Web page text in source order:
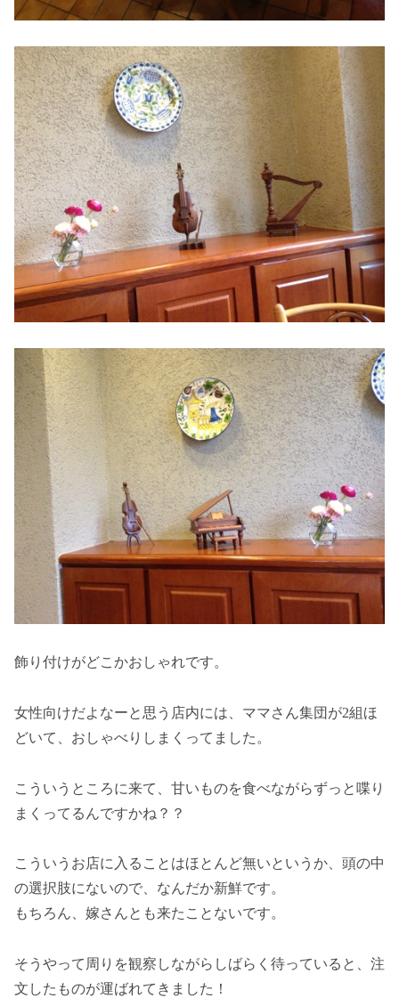
飾り付けがどこかおしゃれです。
女性向けだよなーと思う店内には、ママさん集団が2組ほ
どいて、おしゃべりしまくってました。
こういうところに来て、甘いものを食べながらずっと喋り
まくってるんですかね？？
こういうお店に入ることはほとんど無いというか、頭の中
の選択肢にないので、なんだか新鮮です。
もちろん、嫁さんとも来たことないです。
そうやって周りを観察しながらしばらく待っていると、注
文したものが運ばれてきました！